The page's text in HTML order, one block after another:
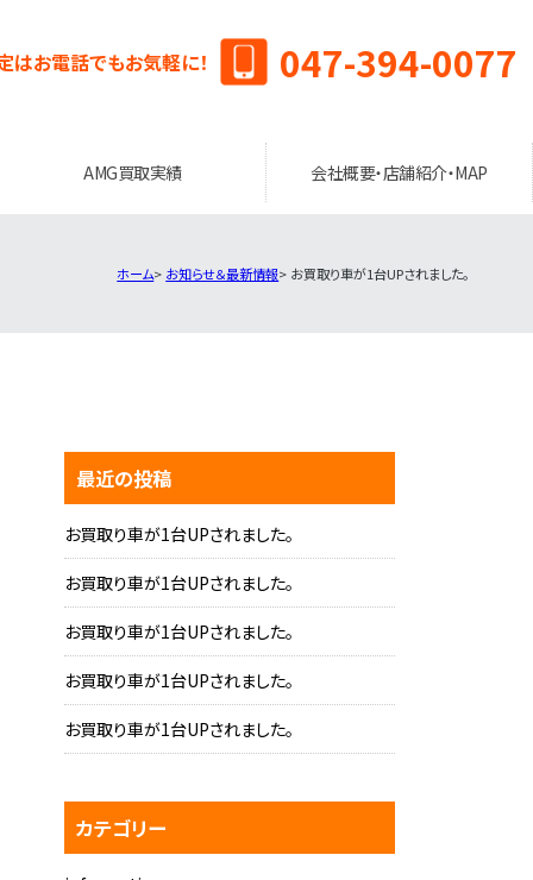
はお電話でもお気軽に！ 047-394-0077
AMG買取実績 会社概要・店舗紹介・MAP
ホーム お知らせ＆最新情報 お買取り車が1台UPされました。
最近の投稿
お買取り車が1台UPされました。
お買取り車が1台UPされました。
お買取り車が1台UPされました。
お買取り車が1台UPされました。
お買取り車が1台UPされました。
カテゴリー